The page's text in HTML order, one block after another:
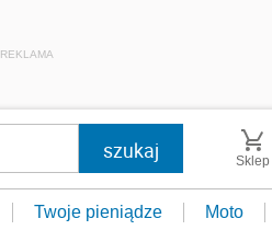
REKLAMA
Sklep
Twoje pieniądze Moto